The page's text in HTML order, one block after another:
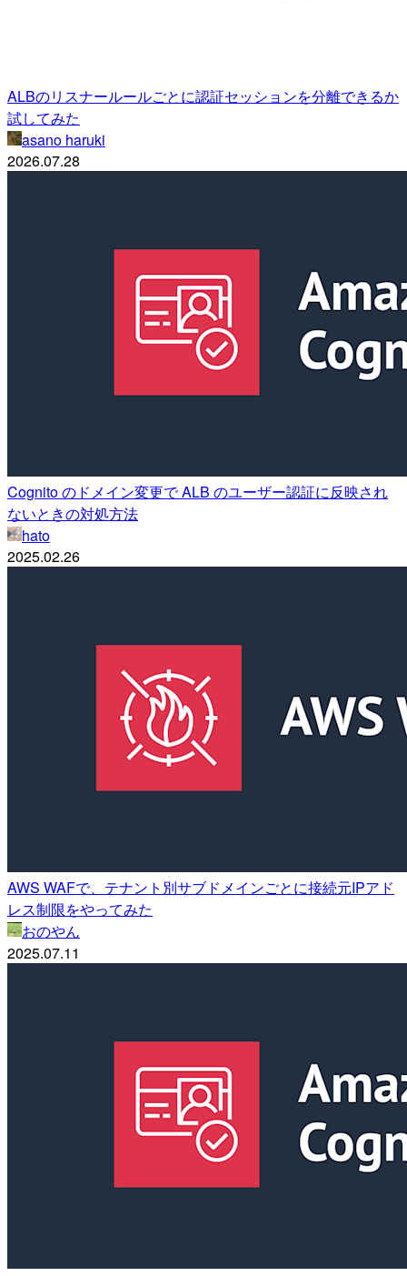
ALBのリスナールールごとに認証セッションを分離できるか
試してみた
asano haruki
2026.07.28
Cognito のドメイン変更で ALB のユーザー認証に反映され
ないときの対処方法
hato
2025.02.26
AWS WAFで、テナント別サブドメインごとに接続元IPアド
レス制限をやってみた
おのやん
2025.07.11